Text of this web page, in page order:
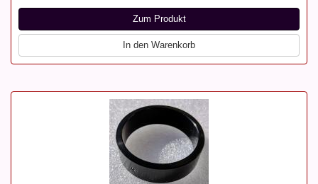
Zum Produkt
In den Warenkorb